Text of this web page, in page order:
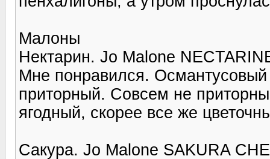
Малоны
Нектарин. Jo Malone
Мне понравился. Османтусовый
приторный. Совсем не
ягодный, скорее все же
Сакура. Jo Malone SAKURA